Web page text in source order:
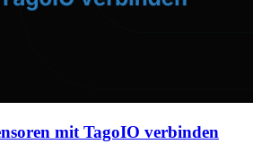
mit TagoIO verbinden